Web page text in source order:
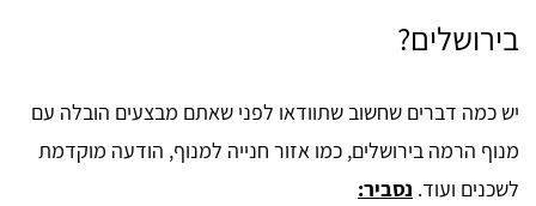
בירושלים?
יש כמה דברים שחשוב שתוודאו לפני שאתם מבצעים הובלה עם
מנוף הרמה בירושלים, כמו אזור חנייה למנוף, הודעה מוקדמת
לשכנים ועוד. נסביר: